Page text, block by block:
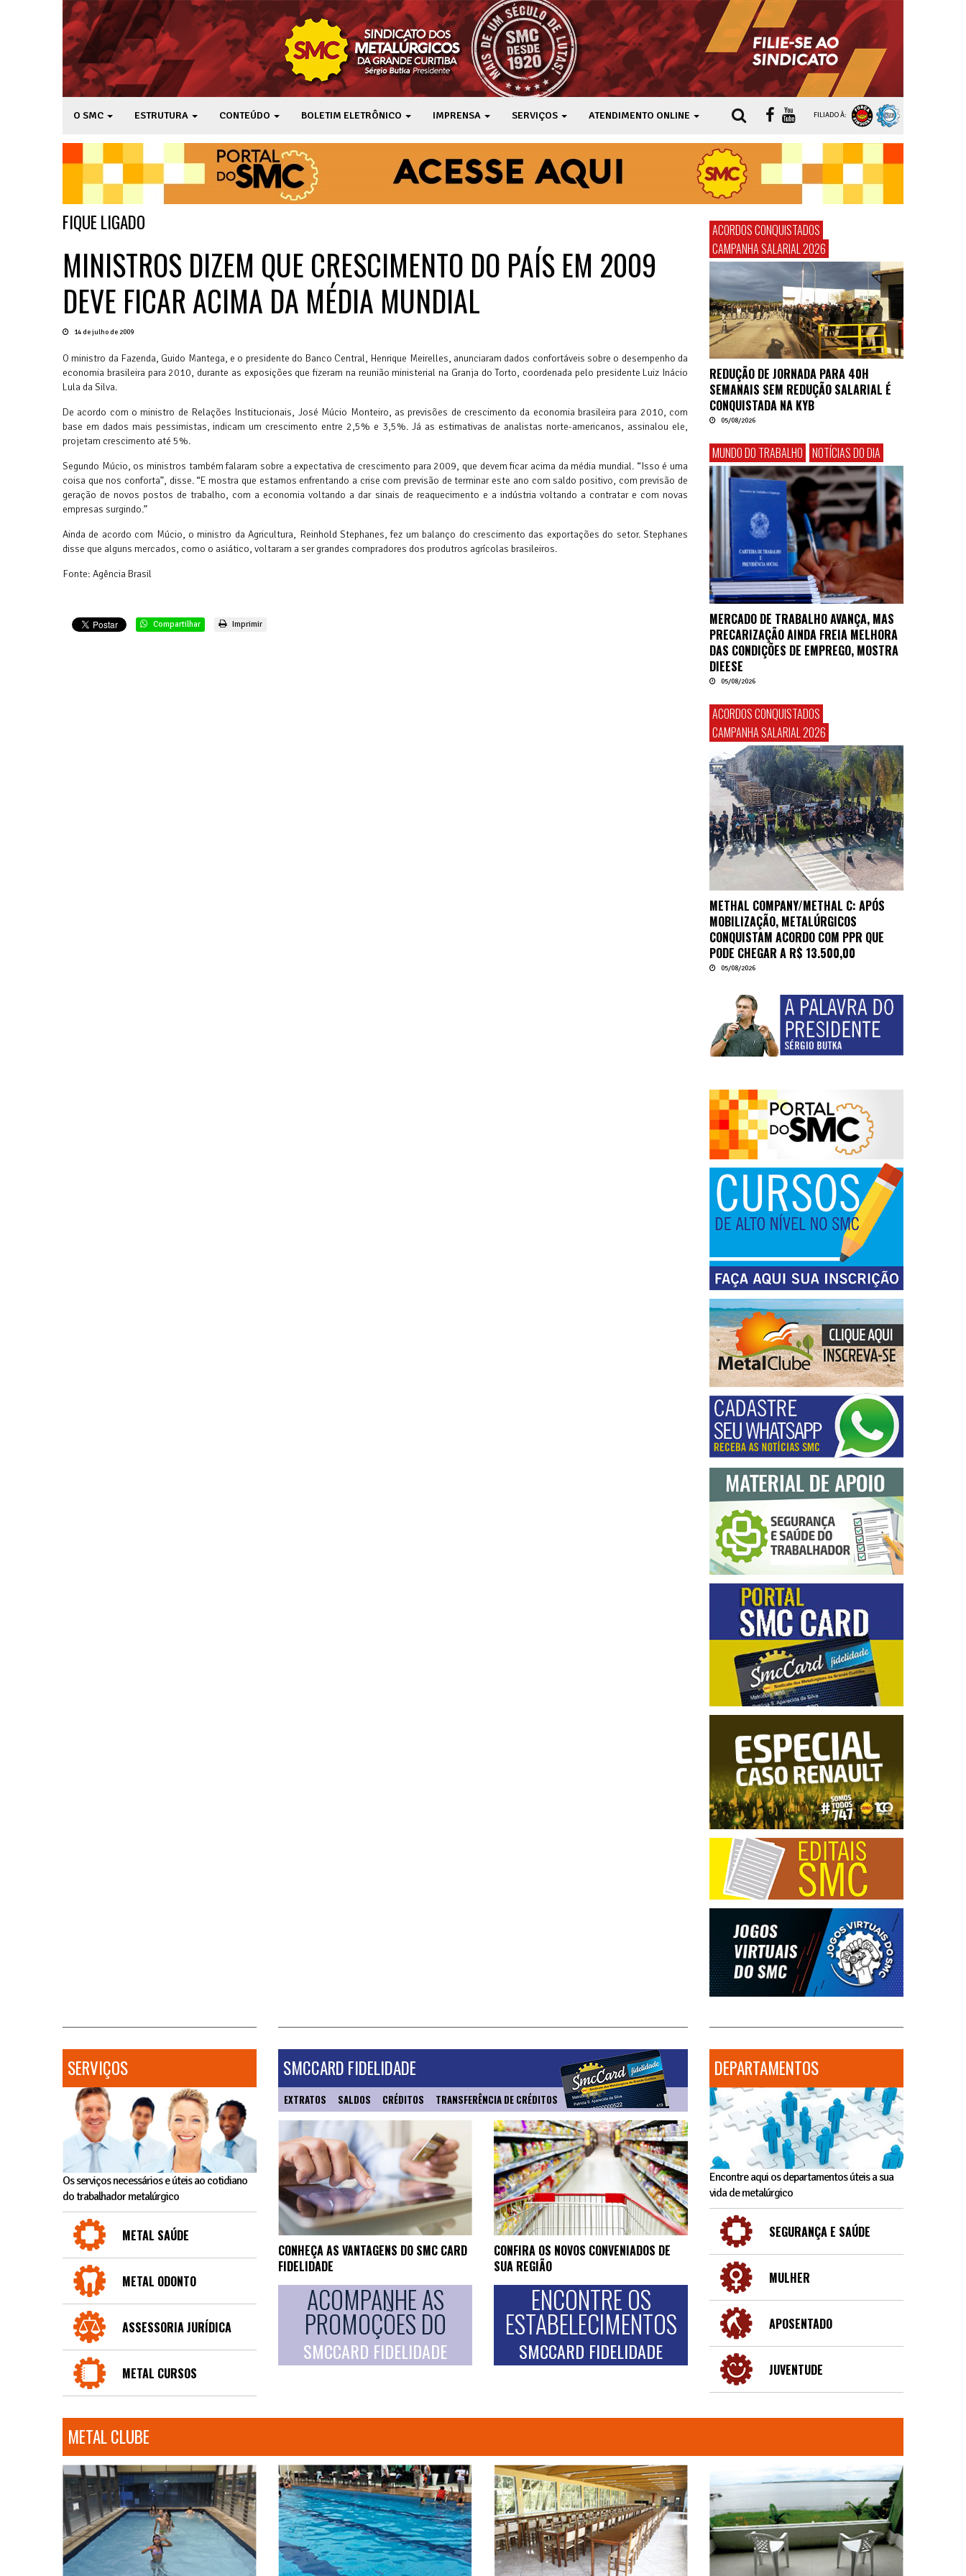
O SMC ESTRUTURA CONTEÚDO BOLETIM ELETRÔNICO IMPRENSA SERVIÇOS ATENDIMENTO ONLINE FILIADO À:
FIQUE LIGADO
MINISTROS DIZEM QUE CRESCIMENTO DO PAÍS EM 2009
DEVE FICAR ACIMA DA MÉDIA MUNDIAL
14 de julho de 2009
O ministro da Fazenda, Guido Mantega, e o presidente do Banco Central, Henrique Meirelles, anunciaram dados confortáveis sobre o desempenho da
economia brasileira para 2010, durante as exposições que fizeram na reunião ministerial na Granja do Torto, coordenada pelo presidente Luiz Inácio
Lula da Silva.
De acordo com o ministro de Relações Institucionais, José Múcio Monteiro, as previsões de crescimento da economia brasileira para 2010, com
base em dados mais pessimistas, indicam um crescimento entre 2,5% e 3,5%. Já as estimativas de analistas norte-americanos, assinalou ele,
projetam crescimento até 5%.
Segundo Múcio, os ministros também falaram sobre a expectativa de crescimento para 2009, que devem ficar acima da média mundial. “Isso é uma
coisa que nos conforta”, disse. “E mostra que estamos enfrentando a crise com previsão de terminar este ano com saldo positivo, com previsão de
geração de novos postos de trabalho, com a economia voltando a dar sinais de reaquecimento e a indústria voltando a contratar e com novas
empresas surgindo.”
Ainda de acordo com Múcio, o ministro da Agricultura, Reinhold Stephanes, fez um balanço do crescimento das exportações do setor. Stephanes
disse que alguns mercados, como o asiático, voltaram a ser grandes compradores dos produtros agrícolas brasileiros.
Fonte: Agência Brasil
Compartilhar Imprimir
ACORDOS CONQUISTADOS
CAMPANHA SALARIAL 2026
REDUÇÃO DE JORNADA PARA 40H
SEMANAIS SEM REDUÇÃO SALARIAL É
CONQUISTADA NA KYB
05/08/2026
MUNDO DO TRABALHO NOTÍCIAS DO DIA
MERCADO DE TRABALHO AVANÇA, MAS
PRECARIZAÇÃO AINDA FREIA MELHORA
DAS CONDIÇÕES DE EMPREGO, MOSTRA
DIEESE
05/08/2026
ACORDOS CONQUISTADOS
CAMPANHA SALARIAL 2026
METHAL COMPANY/METHAL C: APÓS
MOBILIZAÇÃO, METALÚRGICOS
CONQUISTAM ACORDO COM PPR QUE
PODE CHEGAR A R$ 13.500,00
05/08/2026
SERVIÇOS
Os serviços necessários e úteis ao cotidiano
do trabalhador metalúrgico
METAL SAÚDE
METAL ODONTO
ASSESSORIA JURÍDICA
METAL CURSOS
SMCCARD FIDELIDADE
EXTRATOS SALDOS CRÉDITOS TRANSFERÊNCIA DE CRÉDITOS
CONHEÇA AS VANTAGENS DO SMC CARD
FIDELIDADE
ACOMPANHE AS
PROMOÇÕES DO
SMCCARD FIDELIDADE
CONFIRA OS NOVOS CONVENIADOS DE
SUA REGIÃO
ENCONTRE OS
ESTABELECIMENTOS
SMCCARD FIDELIDADE
DEPARTAMENTOS
Encontre aqui os departamentos úteis a sua
vida de metalúrgico
SEGURANÇA E SAÚDE
MULHER
APOSENTADO
JUVENTUDE
METAL CLUBE